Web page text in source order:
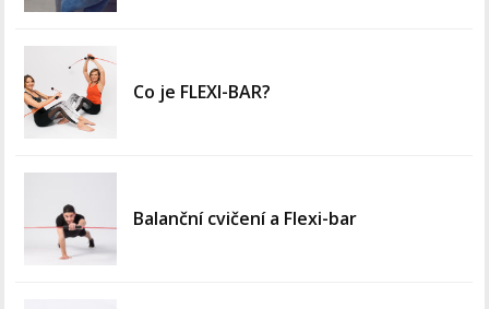
Co je FLEXI-BAR?
Balanční cvičení a Flexi-bar